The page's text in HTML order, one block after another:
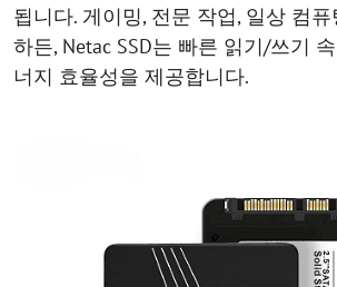
됩니다. 게이밍, 전문 작업, 일상 컴
하든, Netac SSD는 빠른 읽기/쓰기
너지 효율성을 제공합니다.